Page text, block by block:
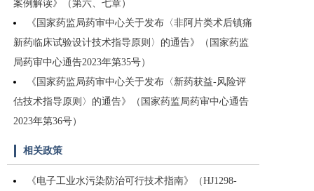
案例解读》（第六、七章）
《国家药监局药审中心关于发布〈非阿片类术后镇痛
新药临床试验设计技术指导原则〉的通告》（国家药监
局药审中心通告2023年第35号）
《国家药监局药审中心关于发布〈新药获益-风险评
估技术指导原则〉的通告》（国家药监局药审中心通告
2023年第36号）
相关政策
《电子工业水污染防治可行技术指南》（HJ1298-